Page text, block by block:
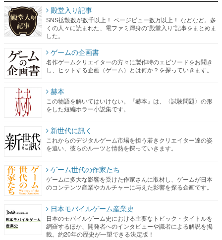
殿堂入り記事
SNS拡散数が数千以上！ ページビュー数万以上！ などなど。多
くの人々に読まれた、電ファミ渾身の“殿堂入り”記事をまとめま
した。
ゲームの企画書
名作ゲームクリエイターの方々に製作時のエピソードをお聞き
し、ヒットする企画（ゲーム）とは何か？を探っていきます。
赫本
この物語を解いてはいけない。『赫本』は、〈試験問題〉の形
をした短編ホラー小説集です。
新世代に訊く
これからのデジタルゲーム市場を担う若きクリエイター達の姿
を追い、彼らのルーツと情熱を探っていきます。
ゲーム世代の作家たち
ゲームに多大な影響を受けた作家さんに取材し、ゲームが日本
のコンテンツ産業やカルチャーに与えた影響を探る企画です。
日本モバイルゲーム産業史
日本のモバイルゲーム史における主要なトピック・タイトルを
網羅するほか、開発者へのインタビューや識者による解説を掲
載。約20年の歴史が一望できる決定版！